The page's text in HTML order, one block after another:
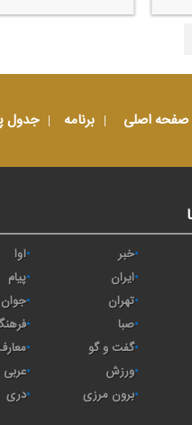
صفحه اصلی برنامه
خبر
آوا
ايران
پیام
تهران
جوان
صبا
گفت و گو
ورزش
عربی
برون مرزی
دری